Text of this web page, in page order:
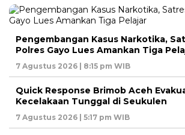
Pengembangan Kasus Narkotika,
Polres Gayo Lues Amankan Tiga
7 Agustus 2026 | 8:15 pm WIB
Quick Response Brimob Aceh
Kecelakaan Tunggal di Seukulen
7 Agustus 2026 | 5:17 pm WIB